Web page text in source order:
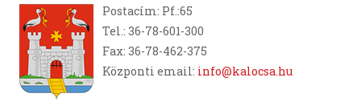
Postacím: Pf.:65
Tel.: 36-78-601-300
Fax: 36-78-462-375
Központi email: info@kalocsa.hu